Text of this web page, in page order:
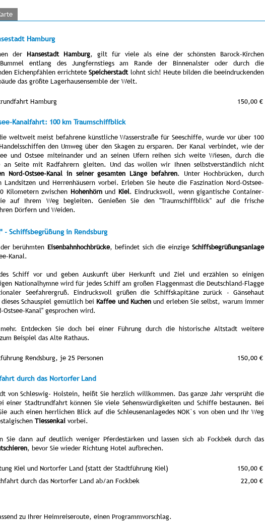
Hamburg
der Hansestadt Hamburg, gilt für viele als eine der schönsten Barock-Kirchen
Bummel entlang des Jungfernstiegs am Rande der Binnenalster oder durch die
Eichenpfählen errichteteSpeicherstadtlohnt sich! Heute bilden die beeindruckenden
das größte Lagerhausensemble der Welt.
Hamburg 150,00 €
Kanalfahrt: 100 km Traumschiffblick
weltweit meist befahrene künstliche Wasserstraße für Seeschiffe, wurde vor über 100
den Umweg über den Skagen zu ersparen. Der Kanal verbindet, wie der
und Ostsee miteinander und an seinen Ufern reihen sich weite Wiesen, durch die
an Seite mit Radfahrern gleiten. Und das wollen wir Ihnen selbstverständlich nicht
Nord-Ostsee-Kanal in seiner gesamten Länge befahren. Unter Hochbrücken, durch
Landsitzen und Herrenhäusern vorbei. Erleben Sie heute die Faszination Nord-Ostsee-
Kilometern zwischen Hohenhörnund Kiel. Eindrucksvoll, wenn gigantische Container-
auf Ihrem Weg begleiten. Genießen Sie den "Traumschiffblick" auf die frische
Dörfern und Weiden.
- Schiffsbegrüßung in Rendsburg
berühmten Eisenbahnhochbrücke, befindet sich die einzigeSchiffsbegrüßungsanlage
Kanal.
Schiff vor und geben Auskunft über Herkunft und Ziel und erzählen so einigen
Nationalhymne wird für jedes Schiff am großen Flaggenmast die Deutschland-Flagge
Seefahrergruß. Eindrucksvoll grüßen die Schiffskapitäne zurück - Gänsehaut
Schauspiel gemütlich bei Kaffee und Kuchen und erleben Sie selbst, warum immer
Kanal" gesprochen wird.
Entdecken Sie doch bei einer Führung durch die historische Altstadt weitere
Beispiel das Alte Rathaus.
Rendsburg, je 25 Personen 150,00 €
durch das Nortorfer Land
von Schleswig- Holstein, heißt Sie herzlich willkommen. Das ganze Jahr versprüht die
einer Stadtrundfahrt können Sie viele Sehenswürdigkeiten und Schiffe bestaunen. Bei
auch einen herrlichen Blick auf die Schleusenanlagedes NOK`s von oben und Ihr Weg
Tiessenkai vorbei.
Sie dann auf deutlich weniger Pferdestärken und lassen sich ab Fockbek durch das
, bevor Sie wieder Richtung Hotel aufbrechen.
Kiel und Nortorfer Land (statt der Stadtführung Kiel)
150,00 €
durch das Nortorfer Land ab/an Fockbek
22,00 €
zu Ihrer Heimreiseroute, einen Programmvorschlag.